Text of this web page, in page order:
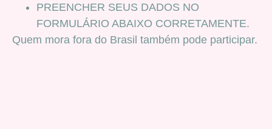
PREENCHER SEUS DADOS NO
FORMULÁRIO ABAIXO CORRETAMENTE.
Quem mora fora do Brasil também pode participar.